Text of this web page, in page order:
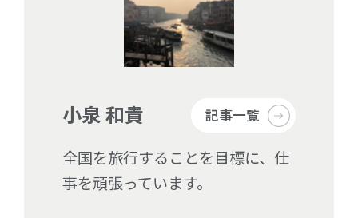
小泉 和貴 記事一覧
全国を旅行することを目標に、仕
事を頑張っています。